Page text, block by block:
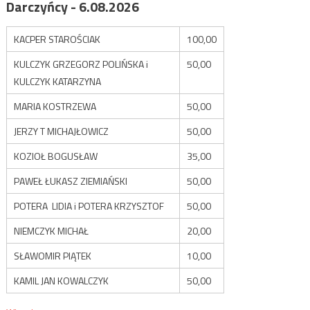
Darczyńcy - 6.08.2026
KACPER STAROŚCIAK
100,00
KULCZYK GRZEGORZ POLIŃSKA i
KULCZYK KATARZYNA
50,00
MARIA KOSTRZEWA
50,00
JERZY T MICHAJŁOWICZ
50,00
KOZIOŁ BOGUSŁAW
35,00
PAWEŁ ŁUKASZ ZIEMIAŃSKI
50,00
POTERA LIDIA i POTERA KRZYSZTOF
50,00
NIEMCZYK MICHAŁ
20,00
SŁAWOMIR PIĄTEK
10,00
KAMIL JAN KOWALCZYK
50,00